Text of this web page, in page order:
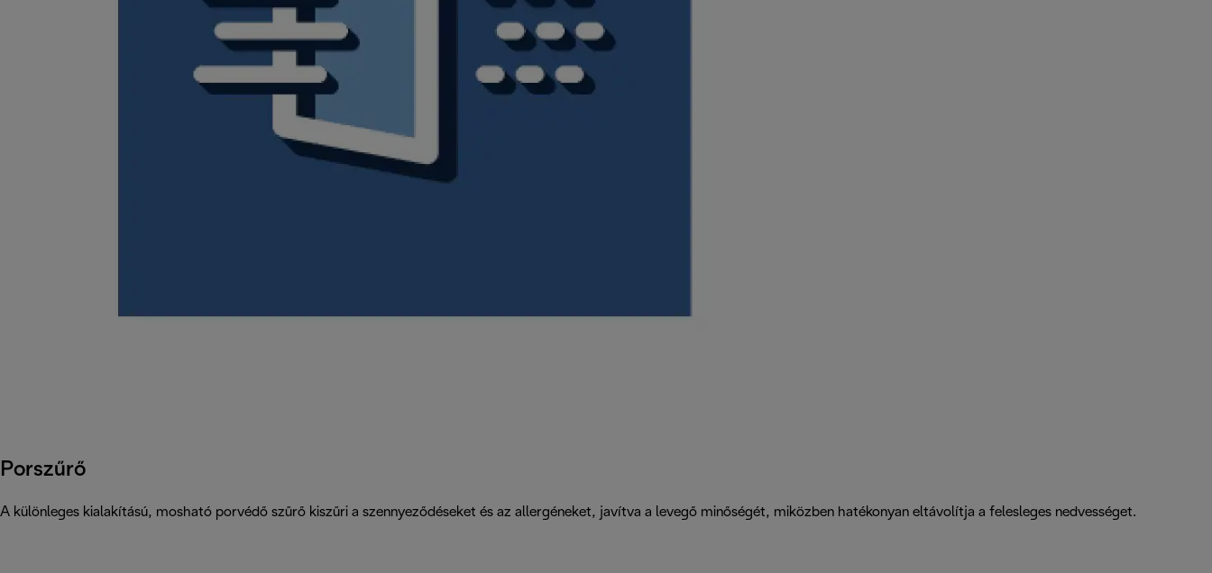
Porszűrő
A különleges kialakítású, mosható porvédő szűrő kiszűri a szennyeződéseket és az allergéneket, javítva a levegő minőségét, miközben hatékonyan eltávolítja a felesleges nedvességet.